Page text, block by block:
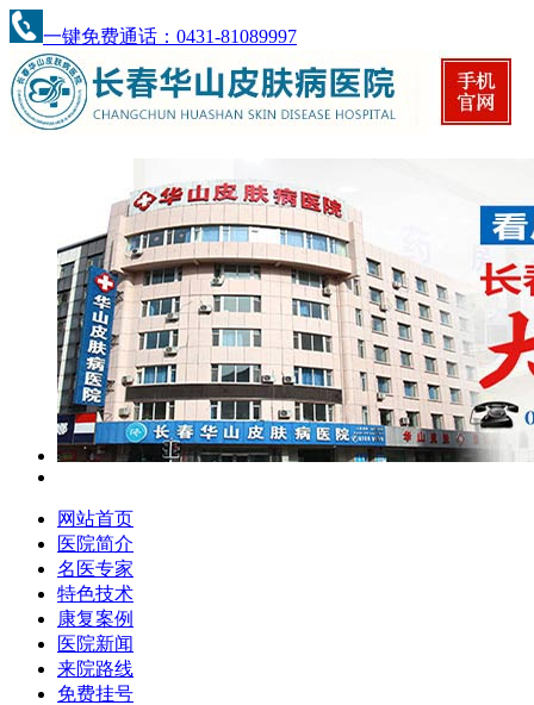
一键免费通话：0431-81089997
网站首页
医院简介
名医专家
特色技术
康复案例
医院新闻
来院路线
免费挂号